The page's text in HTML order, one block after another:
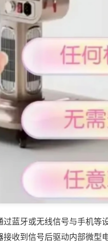
蓝牙或无线信号与手机等
收到信号后驱动内部微型